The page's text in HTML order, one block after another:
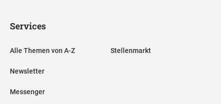
Services
Alle Themen von A-Z
Newsletter
Messenger
Stellenmarkt